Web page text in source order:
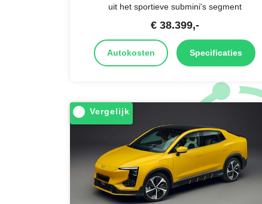
uit het sportieve submini's segment
€ 38.399,-
Autokosten Specificaties
Vergelijk